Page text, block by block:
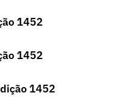
1452
1452
1452